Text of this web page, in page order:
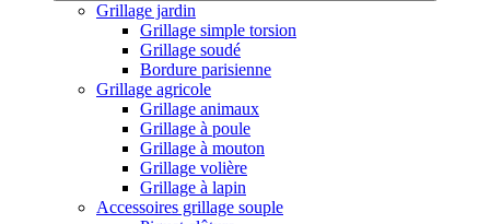
Grillage jardin
Grillage simple torsion
Grillage soudé
Bordure parisienne
Grillage agricole
Grillage animaux
Grillage à poule
Grillage à mouton
Grillage volière
Grillage à lapin
Accessoires grillage souple